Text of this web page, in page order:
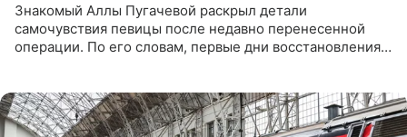
Знакомый Аллы Пугачевой раскрыл детали
самочувствия певицы после недавно перенесенной
операции. По его словам, первые дни восстановления